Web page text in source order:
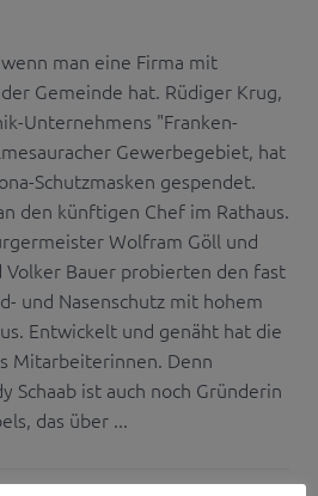
wenn man eine Firma mit
Gemeinde hat. Rüdiger Krug,
Unternehmens "Franken-
Gewerbegebiet, hat
Schutzmasken gespendet.
den künftigen Chef im Rathaus.
Wolfram Göll und
Bauer probierten den fast
und Nasenschutz mit hohem
Entwickelt und genäht hat die
Mitarbeiterinnen. Denn
Schaab ist auch noch Gründerin
das über ...